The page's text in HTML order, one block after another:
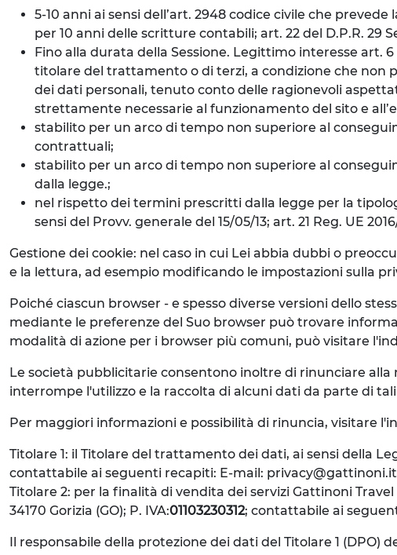
5-10 anni ai sensi dell’art. 2948 codice civile che
per 10 anni delle scritture contabili; art. 22 del D.P.R. 29
Fino alla durata della Sessione. Legittimo interesse
titolare del trattamento o di terzi, a condizione che non
dei dati personali, tenuto conto delle ragionevoli
strettamente necessarie al funzionamento del sito e
stabilito per un arco di tempo non superiore al
contrattuali;
stabilito per un arco di tempo non superiore al
dalla legge.;
nel rispetto dei termini prescritti dalla legge per la
sensi del Provv. generale del 15/05/13; art. 21 Reg. UE
Gestione dei cookie: nel caso in cui Lei abbia dubbi o
e la lettura, ad esempio modificando le impostazioni sulla
Poiché ciascun browser - e spesso diverse versioni dello
mediante le preferenze del Suo browser può trovare
modalità di azione per i browser più comuni, può visitare
Le società pubblicitarie consentono inoltre di rinunciare alla
interrompe l'utilizzo e la raccolta di alcuni dati da parte di
Per maggiori informazioni e possibilità di rinuncia, visitare
Titolare 1: il Titolare del trattamento dei dati, ai sensi della
contattabile ai seguenti recapiti: E-mail:
Titolare 2: per la finalità di vendita dei servizi Gattinoni
34170 Gorizia (GO); P. IVA:01103230312; contattabile ai
Il responsabile della protezione dei dati del Titolare 1 (DPO)